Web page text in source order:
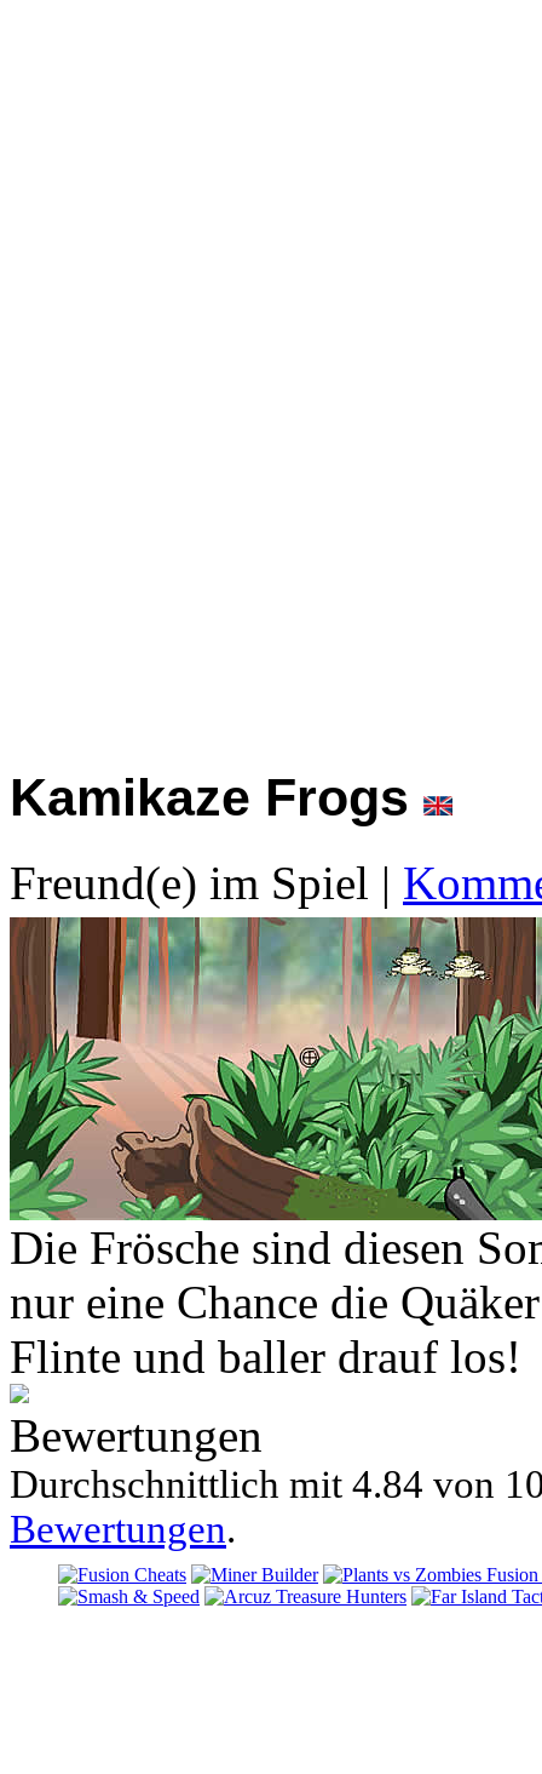
Kamikaze Frogs
Freund(e) im Spiel |
Die Frösche sind diesen
nur eine Chance die
Flinte und baller drauf los!
Bewertungen
Durchschnittlich mit 4.84 von
Bewertungen.